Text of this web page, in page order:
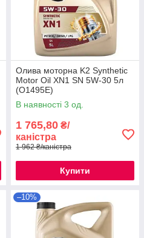
Олива моторна K2 Synthetic
Motor Oil XN1 SN 5W-30 5л
(O1495E)
В наявності 3 од.
1 765,80 ₴/
каністра
1 962 ₴/каністра
Купити
–10%